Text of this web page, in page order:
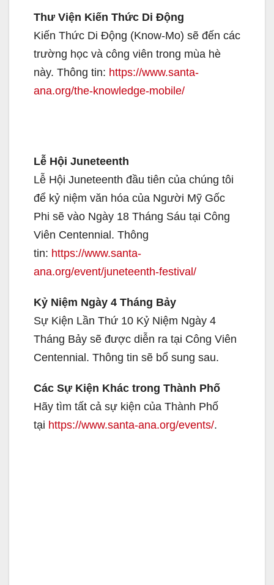
Thư Viện Kiến Thức Di Động
Kiến Thức Di Động (Know-Mo) sẽ đến các
trường học và công viên trong mùa hè
này. Thông tin: https://www.santa-
ana.org/the-knowledge-mobile/
Lễ Hội Juneteenth
Lễ Hội Juneteenth đầu tiên của chúng tôi
để kỷ niệm văn hóa của Người Mỹ Gốc
Phi sẽ vào Ngày 18 Tháng Sáu tại Công
Viên Centennial. Thông
tin: https://www.santa-
ana.org/event/juneteenth-festival/
Kỷ Niệm Ngày 4 Tháng Bảy
Sự Kiện Lần Thứ 10 Kỷ Niệm Ngày 4
Tháng Bảy sẽ được diễn ra tại Công Viên
Centennial. Thông tin sẽ bổ sung sau.
Các Sự Kiện Khác trong Thành Phố
Hãy tìm tất cả sự kiện của Thành Phố
tại https://www.santa-ana.org/events/.